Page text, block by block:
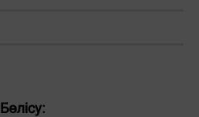
Бөлісу: